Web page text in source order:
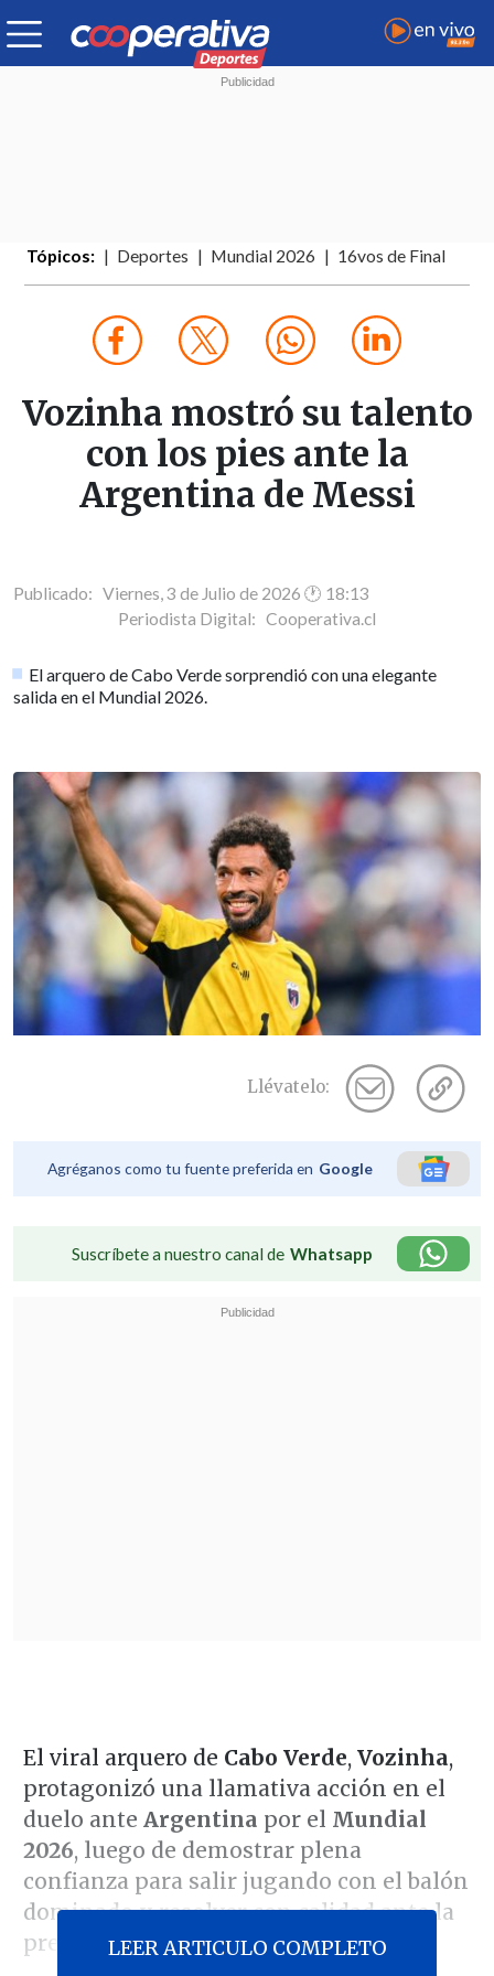
Tópicos: Deportes Mundial 2026 16vos de Final
Vozinha mostró su talento
con los pies ante la
Argentina de Messi
Publicado: Viernes, 3 de Julio de 2026 🕐 18:13
Periodista Digital: Cooperativa.cl
El arquero de Cabo Verde sorprendió con una elegante
salida en el Mundial 2026.
Llévatelo:
Agréganos como tu fuente preferida en Google
Suscríbete a nuestro canal de Whatsapp
El viral arquero de Cabo Verde, Vozinha,
protagonizó una llamativa acción en el
duelo ante Argentina por el Mundial
2026, luego de demostrar plena
confianza para salir jugando con el balón
dominado y resolver con calidad ante la
presión rival.LEER ARTICULO COMPLETO